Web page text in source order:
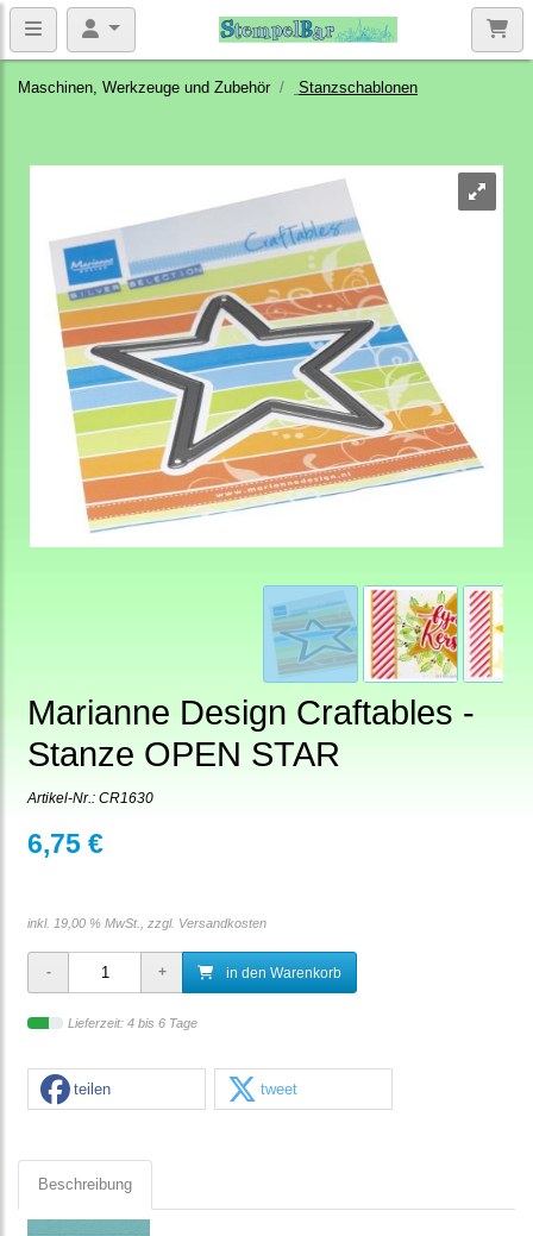
Maschinen, Werkzeuge und Zubehör Stanzschablonen
Marianne Design Craftables -
Stanze OPEN STAR
Artikel-Nr.: CR1630
6,75 €
inkl. 19,00 % MwSt., zzgl. Versandkosten
in den Warenkorb
Lieferzeit: 4 bis 6 Tage
teilen tweet
Beschreibung